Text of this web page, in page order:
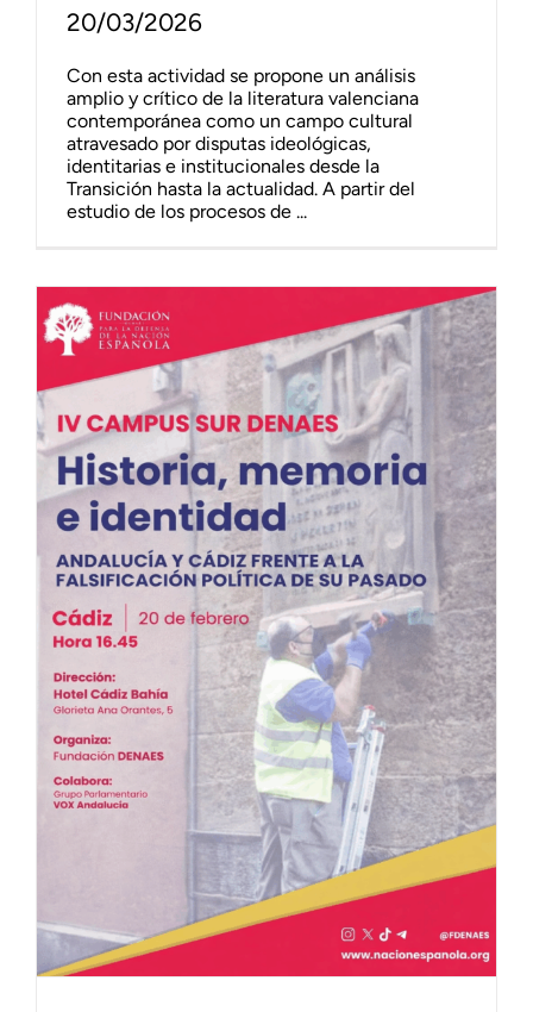
20/03/2026
Con esta actividad se propone un análisis
amplio y crítico de la literatura valenciana
contemporánea como un campo cultural
atravesado por disputas ideológicas,
identitarias e institucionales desde la
Transición hasta la actualidad. A partir del
estudio de los procesos de ...